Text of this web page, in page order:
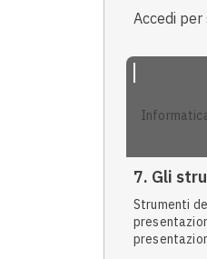
Accedi
7. Gli
Strumenti